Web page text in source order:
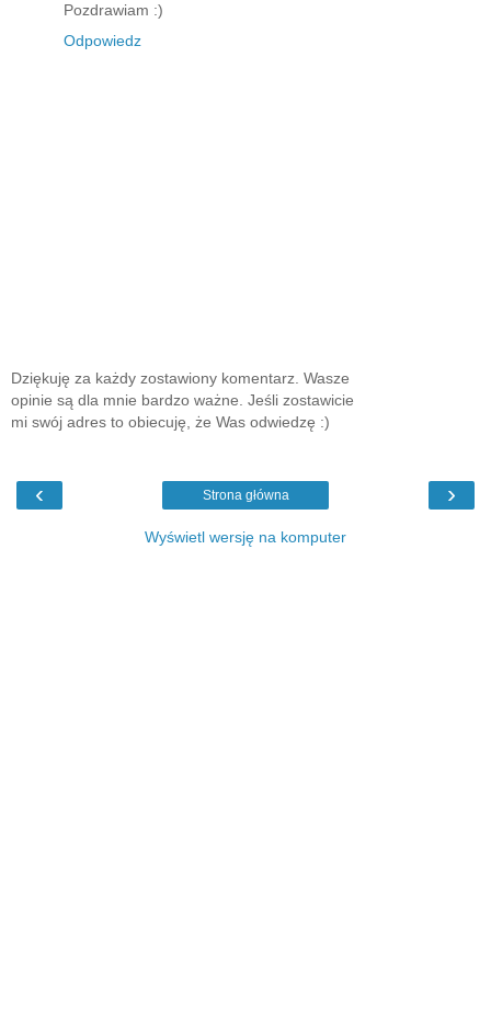
Pozdrawiam :)
Odpowiedz
Dziękuję za każdy zostawiony komentarz. Wasze
opinie są dla mnie bardzo ważne. Jeśli zostawicie
mi swój adres to obiecuję, że Was odwiedzę :)
‹ ›
Strona główna
Wyświetl wersję na komputer